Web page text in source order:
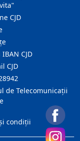
CJD
CJD
CJD
de Telecomunicații
condiții